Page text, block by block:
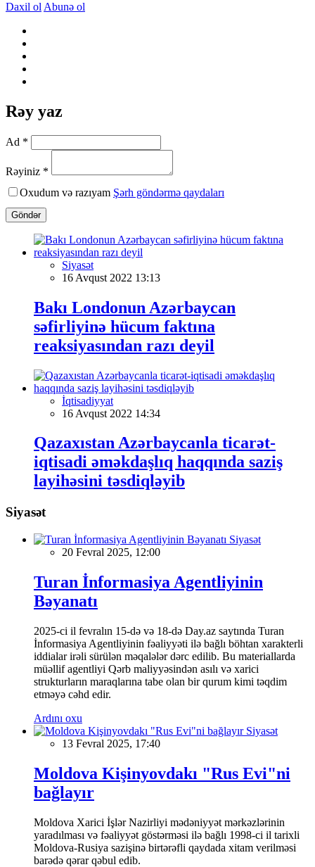
Daxil ol Abunə ol
Rəy yaz
Ad *
Rəyiniz *
Oxudum və razıyam Şərh göndərmə qaydaları
Göndər
Siyasət
16 Avqust 2022 13:13
Bakı Londonun Azərbaycan
səfirliyinə hücum faktına
reaksiyasından razı deyil
İqtisadiyyat
16 Avqust 2022 14:34
Qazaxıstan Azərbaycanla ticarət-
iqtisadi əməkdaşlıq haqqında saziş
layihəsini təsdiqləyib
Siyasət
Siyasət
20 Fevral 2025, 12:00
Turan İnformasiya Agentliyinin
Bəyanatı
2025-ci il fevralın 15-də və 18-də Day.az saytında Turan
İnformasiya Agentliyinin fəaliyyəti ilə bağlı böhtan xarakterli
iddialar irəli sürülən məqalələr dərc edilib. Bu materiallarda
müəllif agentliyi Qərb maliyyəsindən asılı və xarici
strukturların maraqlarına tabe olan bir qurum kimi təqdim
etməyə cəhd edir.
Ardını oxu
Siyasət
13 Fevral 2025, 17:40
Moldova Kişinyovdakı "Rus Evi"ni
bağlayır
Moldova Xarici İşlər Nazirliyi mədəniyyət mərkəzlərinin
yaradılması və fəaliyyət göstərməsi ilə bağlı 1998-ci il tarixli
Moldova-Rusiya sazişinə birtərəfli qaydada xitam verilməsi
barədə qərar qəbul edib.